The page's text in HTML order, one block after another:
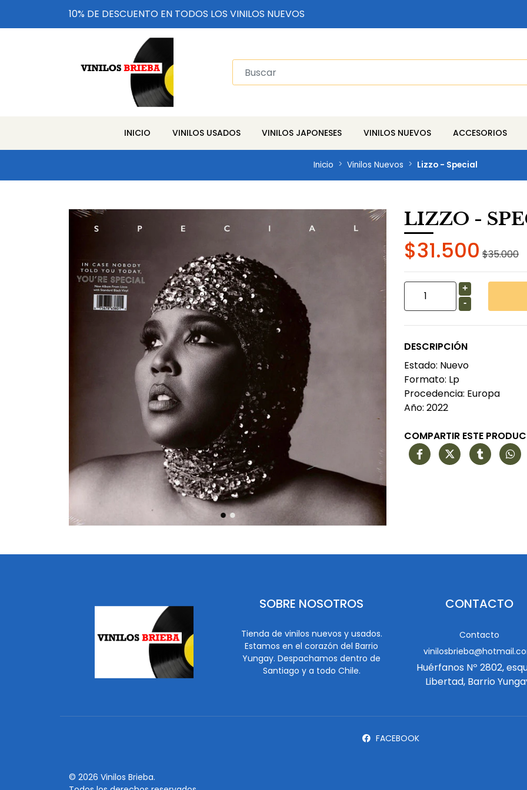
10% DE DESCUENTO EN TODOS LOS VINILOS NUEVOS
INICIO VINILOS USADOS VINILOS JAPONESES VINILOS NUEVOS ACCESORIOS
Inicio Vinilos Nuevos Lizzo - Special
LIZZO -
$31.500 $35.000
+
-
DESCRIPCIÓN
Estado: Nuevo
Formato: Lp
Procedencia: Europa
Año: 2022
COMPARTIR ESTE
SOBRE NOSOTROS
Tienda de vinilos nuevos y usados.
Estamos en el corazón del Barrio
Yungay. Despachamos dentro de
Santiago y a todo Chile.
CONTACTO
Contacto
Huérfanos Nº 2802,
Libertad, Barrio
FACEBOOK
© 2026 Vinilos Brieba.